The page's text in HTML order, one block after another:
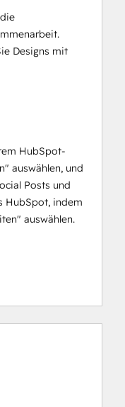
Designs mit
HubSpot-
auswählen, und
Posts und
HubSpot, indem
auswählen.